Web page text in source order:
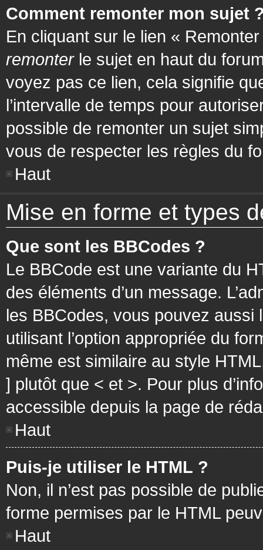
Comment remonter mon sujet
En cliquant sur le lien «
remonterle sujet en haut du
voyez pas ce lien, cela signifie
l’intervalle de temps pour
possible de remonter un sujet
vous de respecter les règles du
Haut
Mise en forme et types
Que sont les BBCodes ?
Le BBCode est une variante du
des éléments d’un message.
les BBCodes, vous pouvez
utilisant l’option appropriée du
même est similaire au style
] plutôt que < et >. Pour plus
accessible depuis la page de
Haut
Puis-je utiliser le HTML ?
Non, il n’est pas possible de
forme permises par le HTML
Haut